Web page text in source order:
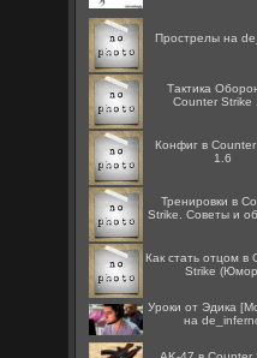
Прострелы на
Тактика
Counter Strike
Конфиг в Counter
1.6
Тренировки в
Strike. Советы и
Как стать отцом в
Strike
Уроки от Эдика
на